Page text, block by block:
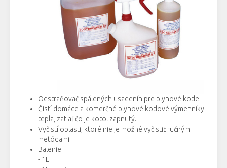
Odstraňovač spálených usadenín pre plynové kotle.
Čistí domáce a komerčné plynové kotlové výmenníky
tepla, zatiaľ čo je kotol zapnutý.
Vyčistí oblasti, ktoré nie je možné vyčistiť ručnými
metódami.
Balenie:
- 1L